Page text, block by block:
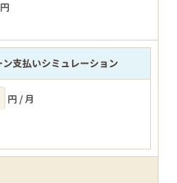
円
支払いシミュレーション
円 / 月